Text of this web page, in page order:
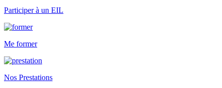
Participer à un EIL
Me former
Nos Prestations